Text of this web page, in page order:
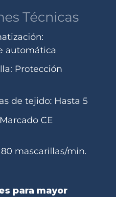
Técnicas
automática
Protección
de tejido: Hasta 5
CE
mascarillas/min.
para mayor